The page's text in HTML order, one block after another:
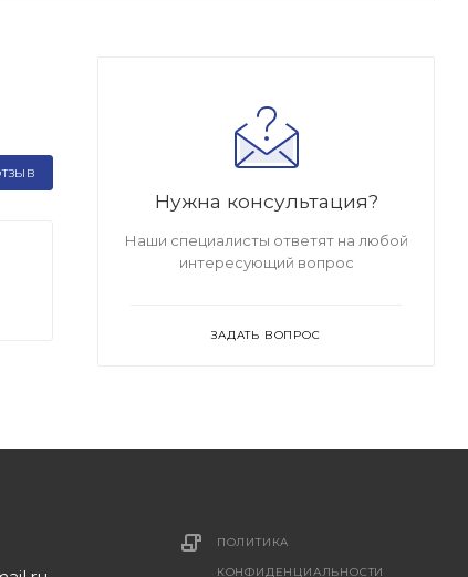
Нужна консультация?
Наши специалисты ответят на любой
интересующий вопрос
ЗАДАТЬ ВОПРОС
ПОЛИТИКА
КОНФИДЕНЦИАЛЬНОСТИ